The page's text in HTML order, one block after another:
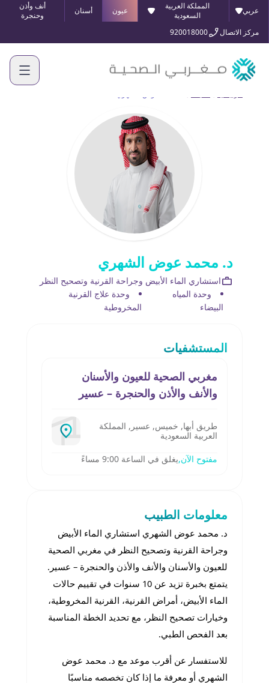
عربي
المملكة العربية
السعودية
عيون أسنان
أنف وأذن
وحنجرة
مركز الاتصال
920018000
د. محمد عوض الشهري
استشاري الماء الأبيض وجراحة القرنية وتصحيح النظر
وحدة المياه
البيضاء
وحدة علاج القرنية
المخروطية
المستشفيات
مغربي الصحية للعيون والأسنان
والأنف والأذن والحنجرة – عسير
طريق أبها, خميس, عسير, المملكة
العربية السعودية
مفتوح الآن,يغلق في الساعة 9:00 مساءً
معلومات الطبيب
د. محمد عوض الشهري استشاري الماء الأبيض
وجراحة القرنية وتصحيح النظر في مغربي الصحية
للعيون والأسنان والأنف والأذن والحنجرة – عسير.
يتمتع بخبرة تزيد عن 10 سنوات في تقييم حالات
الماء الأبيض، أمراض القرنية، القرنية المخروطية،
وخيارات تصحيح النظر، مع تحديد الخطة المناسبة
بعد الفحص الطبي.
للاستفسار عن أقرب موعد مع د. محمد عوض
الشهري أو معرفة ما إذا كان تخصصه مناسبًا